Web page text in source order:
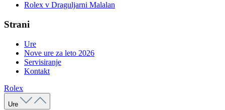
Rolex v Draguljarni Malalan
Strani
Ure
Nove ure za leto 2026
Servisiranje
Kontakt
Rolex
Ure